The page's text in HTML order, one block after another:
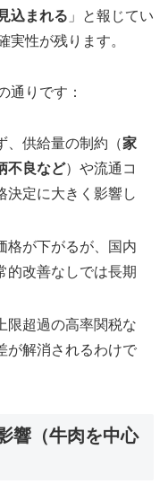
込まれる 」と報じてい
実性が残ります。
通りです：
、供給量の制約（家
不良など）や流通コ
決定に大きく影響し
格が下がるが、国内
的改善なしでは長期
限超過の高率関税な
が解消されるわけで
響（牛肉を中心